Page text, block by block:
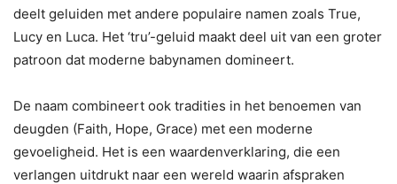
deelt geluiden met andere populaire namen zoals True,
Lucy en Luca. Het ‘tru’-geluid maakt deel uit van een groter
patroon dat moderne babynamen domineert.
De naam combineert ook tradities in het benoemen van
deugden (Faith, Hope, Grace) met een moderne
gevoeligheid. Het is een waardenverklaring, die een
verlangen uitdrukt naar een wereld waarin afspraken